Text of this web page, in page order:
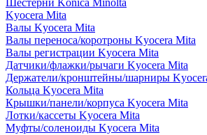
Шестерни Konica Minolta
Kyocera Mita
Валы Kyocera Mita
Валы переноса/коротроны Kyocera Mita
Валы регистрации Kyocera Mita
Датчики/флажки/рычаги Kyocera Mita
Держатели/кронштейны/шарниры
Кольца Kyocera Mita
Крышки/панели/корпуса Kyocera Mita
Лотки/кассеты Kyocera Mita
Муфты/соленоиды Kyocera Mita